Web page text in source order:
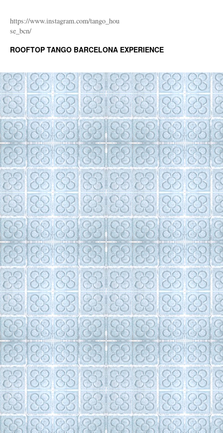
https://www.instagram.com/tango_hou
se_bcn/
ROOFTOP TANGO BARCELONA EXPERIENCE